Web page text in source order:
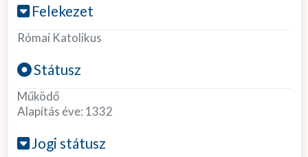
Felekezet
Római Katolikus
Státusz
Működő
Alapítás éve: 1332
Jogi státusz